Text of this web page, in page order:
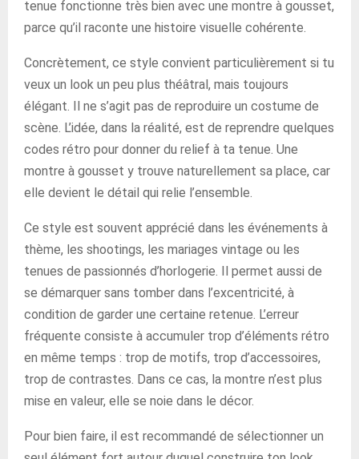
tenue fonctionne très bien avec une montre à gousset,
parce qu’il raconte une histoire visuelle cohérente.
Concrètement, ce style convient particulièrement si tu
veux un look un peu plus théâtral, mais toujours
élégant. Il ne s’agit pas de reproduire un costume de
scène. L’idée, dans la réalité, est de reprendre quelques
codes rétro pour donner du relief à ta tenue. Une
montre à gousset y trouve naturellement sa place, car
elle devient le détail qui relie l’ensemble.
Ce style est souvent apprécié dans les événements à
thème, les shootings, les mariages vintage ou les
tenues de passionnés d’horlogerie. Il permet aussi de
se démarquer sans tomber dans l’excentricité, à
condition de garder une certaine retenue. L’erreur
fréquente consiste à accumuler trop d’éléments rétro
en même temps : trop de motifs, trop d’accessoires,
trop de contrastes. Dans ce cas, la montre n’est plus
mise en valeur, elle se noie dans le décor.
Pour bien faire, il est recommandé de sélectionner un